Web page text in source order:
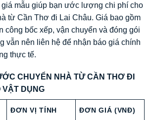
mẫu giúp bạn ước lượng chi phí cho
từ Cần Thơ đi Lai Châu. Giá bao gồm
công bốc xếp, vận chuyển và đóng gói
vẫn nên liên hệ để nhận báo giá chính
thực tế.
CHUYỂN NHÀ TỪ CẦN THƠ ĐI
VẬT DỤNG
ĐƠN VỊ TÍNH ĐƠN GIÁ (VNĐ)